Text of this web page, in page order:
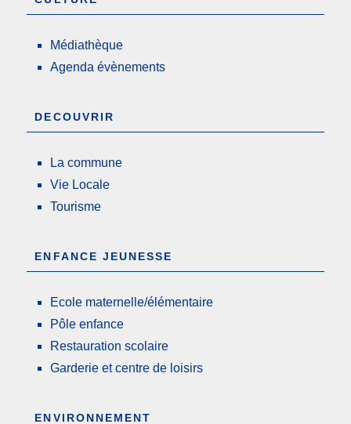
Médiathèque
Agenda évènements
DECOUVRIR
La commune
Vie Locale
Tourisme
ENFANCE JEUNESSE
Ecole maternelle/élémentaire
Pôle enfance
Restauration scolaire
Garderie et centre de loisirs
ENVIRONNEMENT